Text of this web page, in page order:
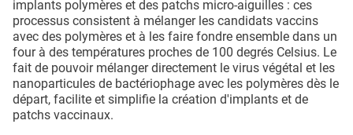
implants polymères et des patchs micro-aiguilles : ces
processus consistent à mélanger les candidats vaccins
avec des polymères et à les faire fondre ensemble dans un
four à des températures proches de 100 degrés Celsius. Le
fait de pouvoir mélanger directement le virus végétal et les
nanoparticules de bactériophage avec les polymères dès le
départ, facilite et simplifie la création d'implants et de
patchs vaccinaux.